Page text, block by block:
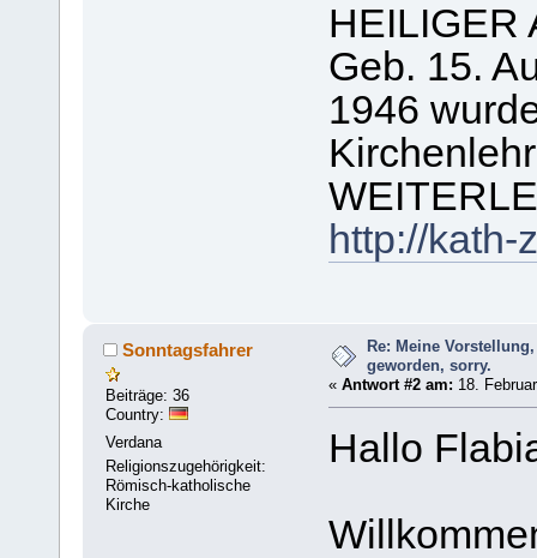
HEILIGER
Geb. 15.
1946
http://kath-
Sonntagsfahrer
Beiträge: 36
Country:
Verdana
Religionszugehörigkeit:
Römisch-katholische
Kirche
Re: Meine
geworden, sorry.
« Antwort #2 am: 18.
Hallo